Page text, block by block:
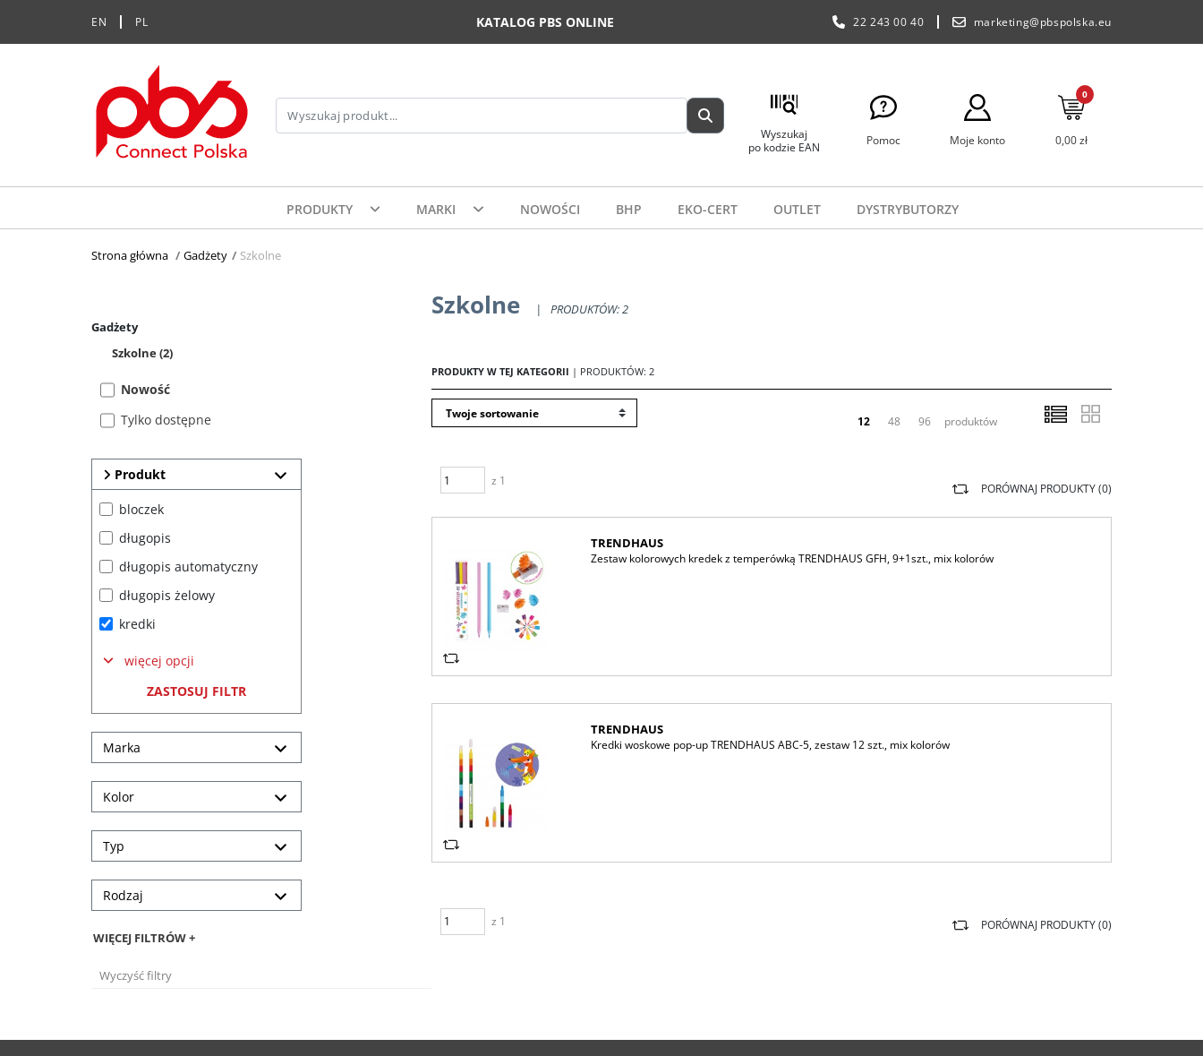
EN PL KATALOG PBS ONLINE 22 243 00 40 marketing@pbspolska.eu
Wyszukaj
po kodzie EAN
Pomoc Moje konto
0
0,00 zł
PRODUKTY MARKI NOWOŚCI BHP EKO-CERT OUTLET DYSTRYBUTORZY
Strona główna> Gadżety> Szkolne
Gadżety
Szkolne(2)
Nowość
Tylko dostępne
Marka
Kolor
Produkt
bloczek
długopis
długopis automatyczny
długopis żelowy
kredki
więcej opcji
ZASTOSUJ FILTR
Typ
Rodzaj
WIĘCEJ FILTRÓW +
Wyczyść filtry
Szkolne | PRODUKTÓW: 2
PRODUKTY W TEJ KATEGORII | PRODUKTÓW: 2
12 48 96 produktów
z 1
PORÓWNAJ PRODUKTY (0)
TRENDHAUS
Zestaw kolorowych kredek z temperówką TRENDHAUS GFH, 9+1szt., mix kolorów
TRENDHAUS
Kredki woskowe pop-up TRENDHAUS ABC-5, zestaw 12 szt., mix kolorów
z 1 PORÓWNAJ PRODUKTY (0)